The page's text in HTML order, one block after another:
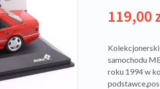
119,00
samochodu
roku 1994 w